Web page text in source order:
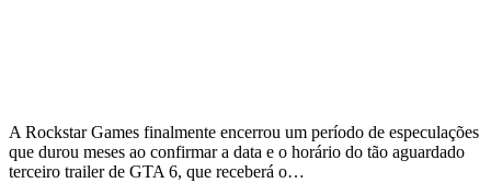
A Rockstar Games finalmente encerrou um período de especulações
que durou meses ao confirmar a data e o horário do tão aguardado
terceiro trailer de GTA 6, que receberá o…